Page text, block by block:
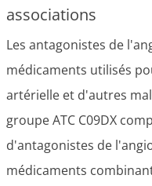
associations
Les antagonistes de
médicaments utilisés
artérielle et d'autres
groupe ATC C09DX
d'antagonistes de
médicaments